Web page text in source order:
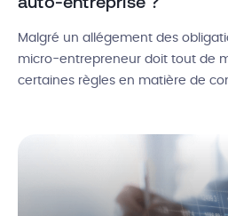
Malgré un allégement des
micro-entrepreneur doit tout de
certaines règles en matière de
Alors, comment remplir un livre
entrepreneur ? Quelles sont les